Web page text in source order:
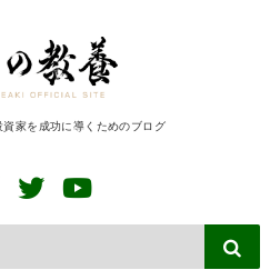
資家を成功に導くためのブログ